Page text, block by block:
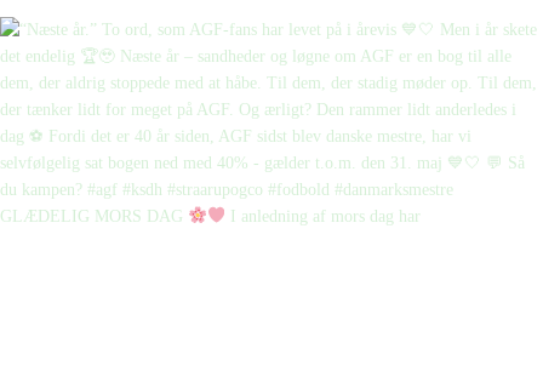
GLÆDELIG MORS DAG I anledning af mors dag har